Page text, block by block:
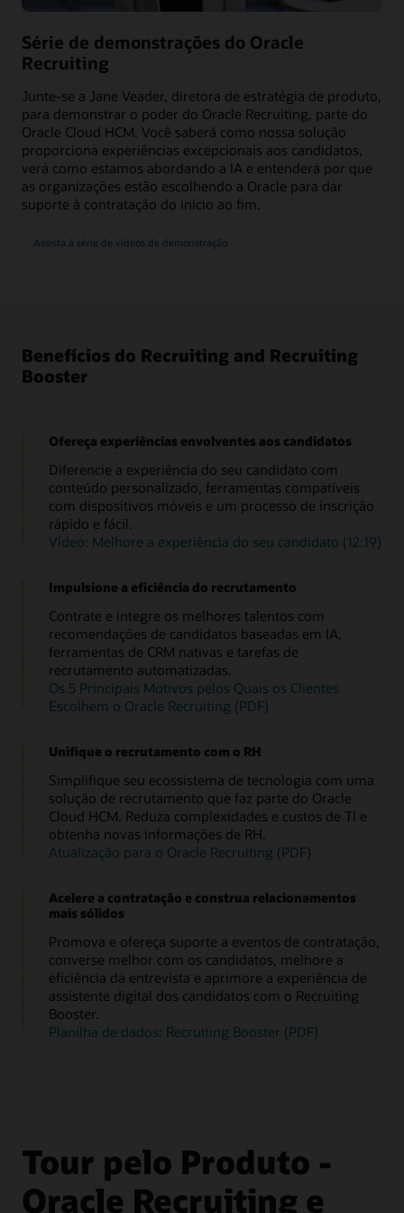
Série de demonstrações do Oracle
Recruiting
Junte-se a Jane Veader, diretora de estratégia de produto,
para demonstrar o poder do Oracle Recruiting, parte do
Oracle Cloud HCM. Você saberá como nossa solução
proporciona experiências excepcionais aos candidatos,
verá como estamos abordando a IA e entenderá por que
as organizações estão escolhendo a Oracle para dar
suporte à contratação do início ao fim.
Assista à série de vídeos de demonstração
Benefícios do Recruiting and Recruiting
Booster
Ofereça experiências envolventes aos candidatos
Diferencie a experiência do seu candidato com
conteúdo personalizado, ferramentas compatíveis
com dispositivos móveis e um processo de inscrição
rápido e fácil.
Vídeo: Melhore a experiência do seu candidato (12:19)
Impulsione a eficiência do recrutamento
Contrate e integre os melhores talentos com
recomendações de candidatos baseadas em IA,
ferramentas de CRM nativas e tarefas de
recrutamento automatizadas.
Os 5 Principais Motivos pelos Quais os Clientes
Escolhem o Oracle Recruiting (PDF)
Unifique o recrutamento com o RH
Simplifique seu ecossistema de tecnologia com uma
solução de recrutamento que faz parte do Oracle
Cloud HCM. Reduza complexidades e custos de TI e
obtenha novas informações de RH.
Atualização para o Oracle Recruiting (PDF)
Acelere a contratação e construa relacionamentos
mais sólidos
Promova e ofereça suporte a eventos de contratação,
converse melhor com os candidatos, melhore a
eficiência da entrevista e aprimore a experiência de
assistente digital dos candidatos com o Recruiting
Booster.
Planilha de dados: Recruiting Booster (PDF)
Tour pelo Produto -
Oracle Recruiting e